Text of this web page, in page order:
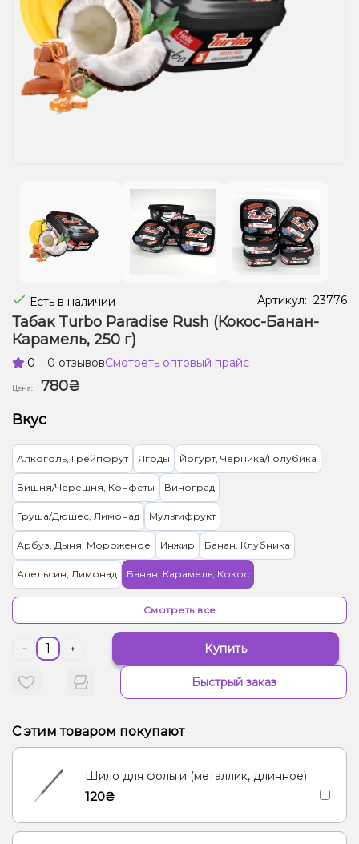
Жидкости для электронных сигарет
Подарочные наборы
Уценка
Есть в наличии Артикул: 23776
Табак Turbo Paradise Rush (Кокос-Банан-
Карамель, 250 г)
0 0 отзывовСмотреть оптовый прайс
Цена:
780₴
Вкус
Алкоголь, Грейпфрут Ягоды Йогурт, Черника/Голубика
Вишня/Черешня, Конфеты Виноград
Груша/Дюшес, Лимонад Мультифрукт
Арбуз, Дыня, Мороженое Инжир Банан, Клубника
Апельсин, Лимонад Банан, Карамель, Кокос
Гранат, Лимонад, Малина Конфеты, Ягоды Марула, Папайя
Ананас, Манго, Маракуйя, Печенье
Бузина, Лайм Ваниль, Кола Жвачка (фруктовая)
Виноград, Слива, Энергетик Ананас, Апельсин, Манго
Барбарис, Вишня/Черешня, Сакура
Смотреть все
- + Купить
Быстрый заказ
С этим товаром покупают
Шило для фольги (металлик, длинное)
120₴